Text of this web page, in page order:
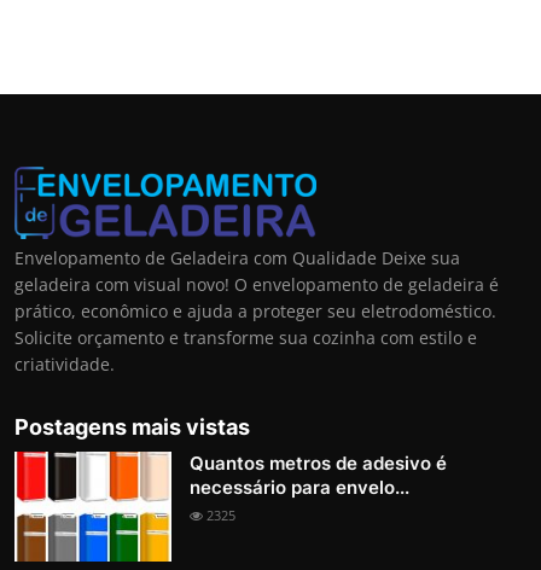
Envelopamento de Geladeira com Qualidade Deixe sua
geladeira com visual novo! O envelopamento de geladeira é
prático, econômico e ajuda a proteger seu eletrodoméstico.
Solicite orçamento e transforme sua cozinha com estilo e
criatividade.
Postagens mais vistas
Quantos metros de adesivo é
necessário para envelo...
2325